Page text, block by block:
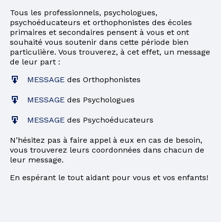
Tous les professionnels, psychologues,
psychoéducateurs et orthophonistes des écoles
primaires et secondaires pensent à vous et ont
souhaité vous soutenir dans cette période bien
particulière. Vous trouverez, à cet effet, un message
de leur part :
MESSAGE des Orthophonistes
MESSAGE des Psychologues
MESSAGE des Psychoéducateurs
N’hésitez pas à faire appel à eux en cas de besoin,
vous trouverez leurs coordonnées dans chacun de
leur message.
En espérant le tout aidant pour vous et vos enfants!